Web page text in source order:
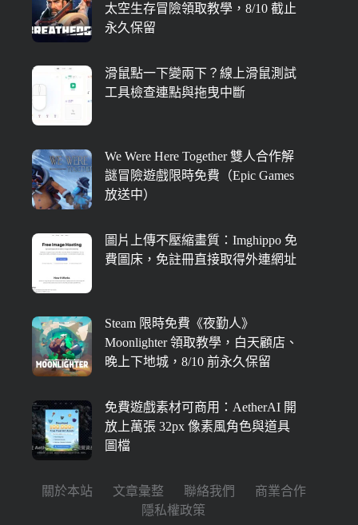
太空生存冒險領取教學，8/10 截止
永久保留
滑鼠點一下變兩下？線上滑鼠測試
工具檢查連點與拖曳中斷
We Were Here Together 雙人合作解
謎冒險遊戲限時免費（Epic Games
放送中）
圖片上傳不壓縮畫質：Imghippo 免
費圖床，免註冊直接取得外連網址
Steam 限時免費《夜勤人》
Moonlighter 領取教學，白天顧店、
晚上下地城，8/10 前永久保留
免費遊戲素材可商用：AetherAI 開
放上萬張 32px 像素風角色與道具
圖檔
關於本站 文章彙整 聯絡我們
商業合作
隱私權政策